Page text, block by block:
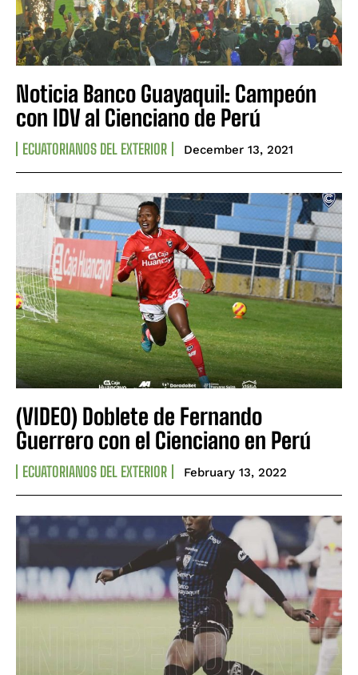
Noticia Banco Guayaquil: Campeón
con IDV al Cienciano de Perú
ECUATORIANOS DEL EXTERIOR December 13, 2021
(VIDEO) Doblete de Fernando
Guerrero con el Cienciano en Perú
ECUATORIANOS DEL EXTERIOR February 13, 2022